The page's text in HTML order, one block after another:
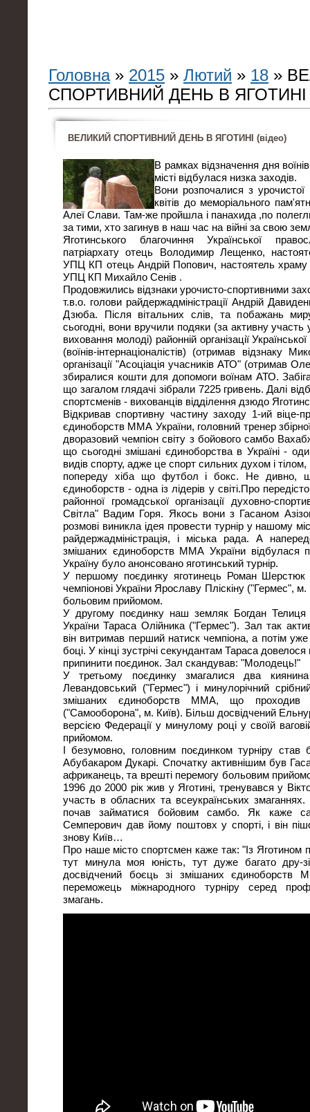
Головна» 2015 » Лютий » 18 »
СПОРТИВНИЙ ДЕНЬ В ЯГОТИНІ
ВЕЛИКИЙ СПОРТИВНИЙ ДЕНЬ В ЯГОТИНІ (відео)
В рамках відзначення дня
місті відбулася низка заходів.
Вони розпочалися з
квітів до меморіального
Алеї Слави. Там-же пройшла і панахида ,по
за тими, хто загинув в наш час на війні за свою
Яготинського благочиння Української
патріархату отець Володимир Лещенко,
УПЦ КП отець Андрій Попович, настоятель храму
УПЦ КП Михайло Сенів .
Продовжились відзнаки урочисто-спортивними
т.в.о. голови райдержадміністрації Андрій
Дзюба. Після вітальних слів, та побажань
сьогодні, вони вручили подяки (за активну участь
виховання молоді) районній організації
(воїнів-інтернаціоналістів) (отримав відзнаку
організації "Асоціація учасників АТО" (отримав
збиралися кошти для допомоги воїнам АТО.
що загалом глядачі зібрали 7225 гривень. Далі
спортсменів - вихованців відділення дзюдо
Відкривав спортивну частину заходу 1-ий віце-
єдиноборств ММА України, головний тренер
дворазовий чемпіон світу з бойового самбо
що сьогодні змішані єдиноборства в Україні -
видів спорту, адже це спорт сильних духом і
попереду хіба що футбол і бокс. Не дивно,
єдиноборств - одна із лідерів у світі.Про
районної громадської організації духовно-
Світла" Вадим Горя. Якось вони з Гасаном
розмові виникла ідея провести турнір у нашому
райдержадміністрація, і міська рада. А
змішаних єдиноборств ММА України відбулася
Україну було анонсовано яготинський турнір.
У першому поєдинку яготинець Роман Шерстюк
чемпіонові України Ярославу Пліскіну ("Гермес",
больовим прийомом.
У другому поєдинку наш земляк Богдан Телиця
України Тараса Олійника ("Гермес"). Зал так
він витримав перший натиск чемпіона, а потім
боці. У кінці зустрічі секундантам Тараса
припинити поєдинок. Зал скандував: "Молодець!"
У третьому поєдинку змагалися два
Левандовський ("Гермес") і минулорічний
змішаних єдиноборств ММА, що проходив
("Самооборона", м. Київ). Більш досвідчений
версією Федерації у минулому році у своїй
прийомом.
І безумовно, головним поєдинком турніру став
Абубакаром Дукарі. Спочатку активнішим був
африканець, та врешті перемогу больовим
1996 до 2000 рік жив у Яготині, тренувався у
участь в обласних та всеукраїнських
почав займатися бойовим самбо. Як каже
Семперович дав йому поштовх у спорті, і він
знову Київ…
Про наше місто спортсмен каже так: "Із Яготином
тут минула моя юність, тут дуже багато дру-
досвідчений боєць зі змішаних єдиноборств
переможець міжнародного турніру серед
змагань.